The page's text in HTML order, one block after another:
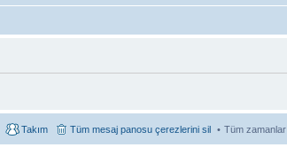
Tüm zamanlar
Tüm mesaj panosu çerezlerini sil
Takım